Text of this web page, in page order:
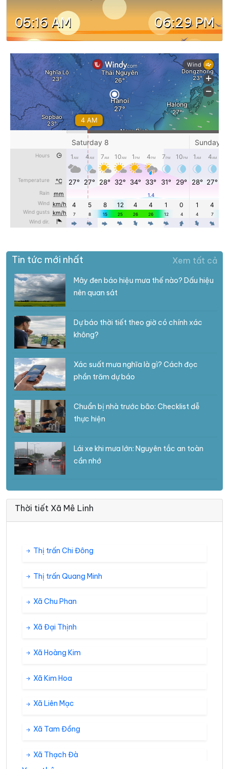
05:16 AM 06:29 PM
Tin tức mới nhất Xem tất cả
Mây đen báo hiệu mưa thế nào? Dấu hiệu
nên quan sát
Dự báo thời tiết theo giờ có chính xác
không?
Xác suất mưa nghĩa là gì? Cách đọc
phần trăm dự báo
Chuẩn bị nhà trước bão: Checklist dễ
thực hiện
Lái xe khi mưa lớn: Nguyên tắc an toàn
cần nhớ
Thời tiết Xã Mê Linh
Thị trấn Chi Đông
Thị trấn Quang Minh
Xã Chu Phan
Xã Đại Thịnh
Xã Hoàng Kim
Xã Kim Hoa
Xã Liên Mạc
Xã Tam Đồng
Xã Thạch Đà